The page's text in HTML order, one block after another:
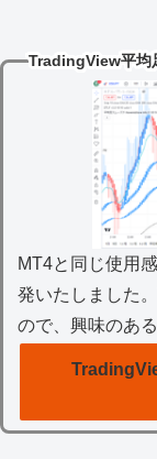
TradingView平均
MT4と同じ使用
発いたしました
ので、興味のあ